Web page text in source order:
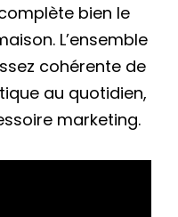
bien le
L’ensemble
cohérente de
au quotidien,
marketing.